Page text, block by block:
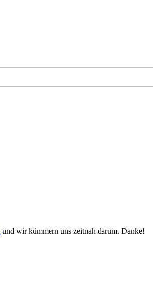
und wir kümmern uns zeitnah darum. Danke!